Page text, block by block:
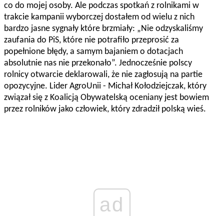
co do mojej osoby. Ale podczas spotkań z rolnikami w
trakcie kampanii wyborczej dostałem od wielu z nich
bardzo jasne sygnały które brzmiały: „Nie odzyskaliśmy
zaufania do PiS, które nie potrafiło przeprosić za
popełnione błędy, a samym bajaniem o dotacjach
absolutnie nas nie przekonało”. Jednocześnie polscy
rolnicy otwarcie deklarowali, że nie zagłosują na partie
opozycyjne. Lider AgroUnii - Michał Kołodziejczak, który
związał się z Koalicją Obywatelską oceniany jest bowiem
przez rolników jako człowiek, który zdradził polską wieś.
ad